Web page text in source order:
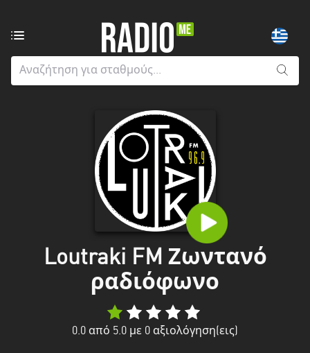
σταθμοί
από:
ΘράκηLoutraki FM Ζωντανό
ραδιόφωνο
0.0 από 5.0 με 0 αξιολόγηση(εις)